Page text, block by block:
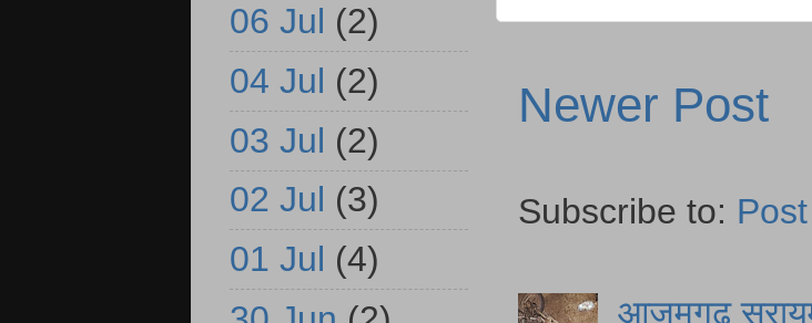
Newer Post
Subscribe to:
आजमगढ़
06 Jul (2)
04 Jul (2)
03 Jul (2)
02 Jul (3)
01 Jul (4)